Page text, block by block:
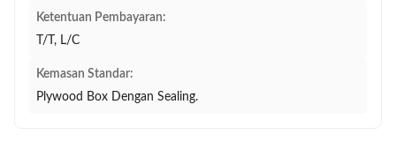
Ketentuan Pembayaran:
T/T, L/C
Kemasan Standar:
Plywood Box Dengan Sealing.